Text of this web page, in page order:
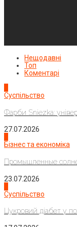
Нещодавні
Топ
Коментарі
Суспільство
Фарби Sniezka:
27.07.2026
Бізнес та економіка
Промышленные
23.07.2026
Суспільство
Цукровий діабет у